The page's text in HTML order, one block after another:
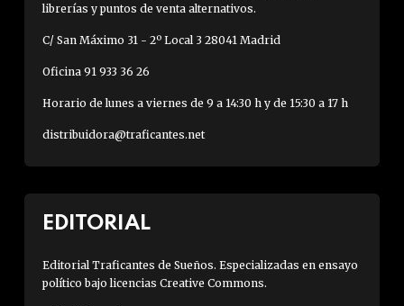
librerías y puntos de venta alternativos.
C/ San Máximo 31 - 2º Local 3 28041 Madrid
Oficina 91 933 36 26
Horario de lunes a viernes de 9 a 14:30 h y de 15:30 a 17 h
distribuidora@traficantes.net
EDITORIAL
Editorial Traficantes de Sueños. Especializadas en ensayo
político bajo licencias Creative Commons.